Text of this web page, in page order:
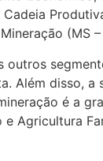
(MS
disso,
é a
Agricultura